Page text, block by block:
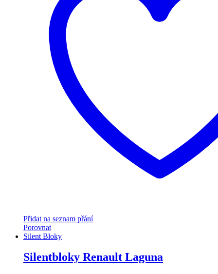
Přidat na seznam přání
Porovnat
Silent Bloky
Silentbloky Renault Laguna